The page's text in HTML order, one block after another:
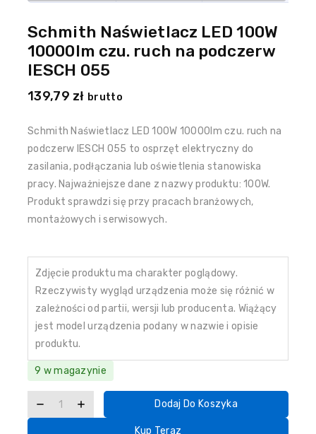
Schmith Naświetlacz LED 100W
10000lm czu. ruch na podczerw
IESCH 055
139,79 zł brutto
Schmith Naświetlacz LED 100W 10000lm czu. ruch na
podczerw IESCH 055 to osprzęt elektryczny do
zasilania, podłączania lub oświetlenia stanowiska
pracy. Najważniejsze dane z nazwy produktu: 100W.
Produkt sprawdzi się przy pracach branżowych,
montażowych i serwisowych.
Zdjęcie produktu ma charakter poglądowy.
Rzeczywisty wygląd urządzenia może się różnić w
zależności od partii, wersji lub producenta. Wiążący
jest model urządzenia podany w nazwie i opisie
produktu.
9 w magazynie
Dodaj Do Koszyka
Kup Teraz